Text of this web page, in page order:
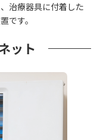
治療器具に付着した
です。
ット